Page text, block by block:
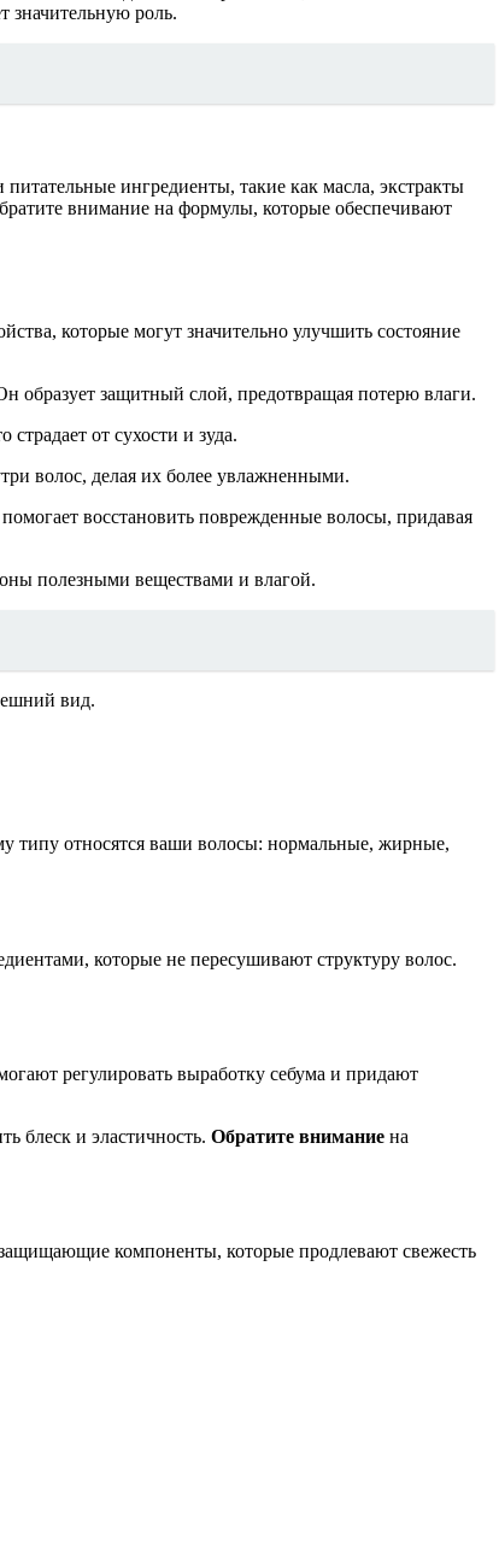
значительную роль.
ингредиенты, такие как масла, экстракты
внимание на формулы, которые обеспечивают
которые могут значительно улучшить состояние
образует защитный слой, предотвращая потерю влаги.
от сухости и зуда.
волос, делая их более увлажненными.
восстановить поврежденные волосы, придавая
полезными веществами и влагой.
вид.
типу относятся ваши волосы: нормальные, жирные,
которые не пересушивают структуру волос.
регулировать выработку себума и придают
блеск и эластичность. Обратите внимание на
компоненты, которые продлевают свежесть